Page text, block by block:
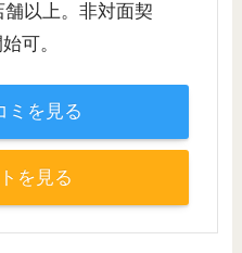
以上。非対面契
可。
ミを見る
を見る